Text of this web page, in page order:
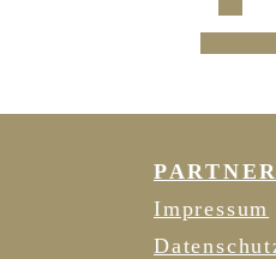
Impressum